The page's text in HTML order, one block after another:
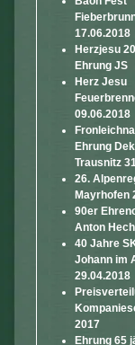
17.06.2018
Herzjesu
Ehrung JS
Herz Jesu
09.06.2018
Ehrung
Trausnitz
26.
Mayrhofen
90er
Anton
40 Jahre
Johann im
29.04.2018
2017
Ehrung 65